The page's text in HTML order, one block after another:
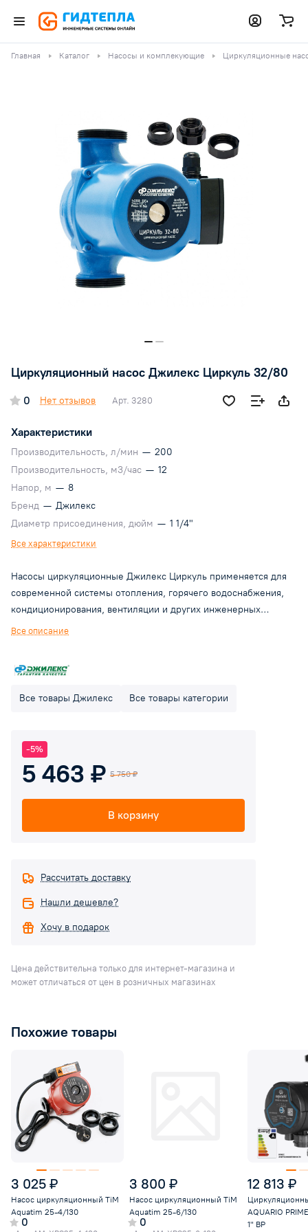
Главная Каталог Насосы и комплекующие Циркуляционные
Циркуляционный насос Джилекс Циркуль 32/80
0 Нет отзывов Арт. 3280
Характеристики
Производительность, л/мин — 200
Производительность, м3/час — 12
Напор, м — 8
Бренд — Джилекс
Диаметр присоединения, дюйм — 1 1/4"
Все характеристики
Насосы циркуляционные Джилекс Циркуль применяется для
современной системы отопления, горячего водоснабжения,
кондиционирования, вентиляции и других инженерных
систем. Насос с "мокрым" ротором и трехскоростным
должна содержать твердых частиц, примесей и длинных
волокон.
Все описание
Все товары Джилекс Все товары категории
-5%
5 463 ₽ 5 750 ₽
В корзину
Рассчитать доставку
Нашли дешевле?
Хочу в подарок
Цена действительна только для интернет-магазина и
может отличаться от цен в розничных магазинах
Похожие товары
3 025 ₽
Насос циркуляционный TiM
Aquatim 25-4/130
0
3 800 ₽
Насос циркуляционный TiM
Aquatim 25-6/130
0
12 813 ₽
AQUARIO
1" ВР